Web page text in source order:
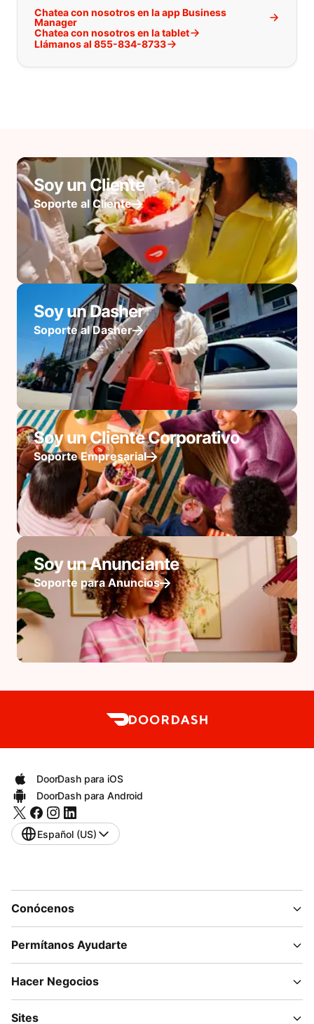
Chatea con nosotros en la app Business
Manager
Chatea con nosotros en la tablet
Llámanos al 855-834-8733
Soy un Cliente
Soporte al Cliente
Soy un Dasher
Soporte al Dasher
Soy un Cliente Corporativo
Soporte Empresarial
Soy un Anunciante
Soporte para Anuncios
DoorDash para iOS
DoorDash para Android
Español (US)
Conócenos
Permítanos Ayudarte
Hacer Negocios
Sites